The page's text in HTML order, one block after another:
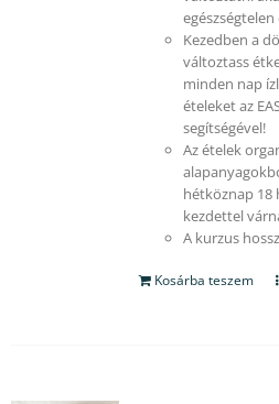
Kezedben a
változtass
minden nap
ételeket az
segítségével!
Az ételek
hétköznap 18
kezdettel
A kurzus
Kosárba teszem